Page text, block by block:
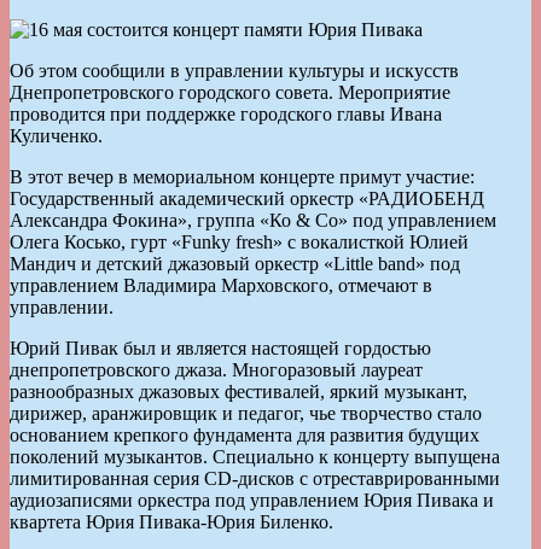
Об этом сообщили в управлении культуры и искусств
Днепропетровского городского совета. Мероприятие
проводится при поддержке городского главы Ивана
Куличенко.
В этот вечер в мемориальном концерте примут участие:
Государственный академический оркестр «РАДИОБЕНД
Александра Фокина», группа «Ко & Cо» под управлением
Олега Косько, гурт «Funky fresh» с вокалисткой Юлией
Мандич и детский джазовый оркестр «Lіttle band» под
управлением Владимира Марховского, отмечают в
управлении.
Юрий Пивак был и является настоящей гордостью
днепропетровского джаза. Многоразовый лауреат
разнообразных джазовых фестивалей, яркий музыкант,
дирижер, аранжировщик и педагог, чье творчество стало
основанием крепкого фундамента для развития будущих
поколений музыкантов. Специально к концерту выпущена
лимитированная серия CD-дисков с отреставрированными
аудиозаписями оркестра под управлением Юрия Пивака и
квартета Юрия Пивака-Юрия Биленко.